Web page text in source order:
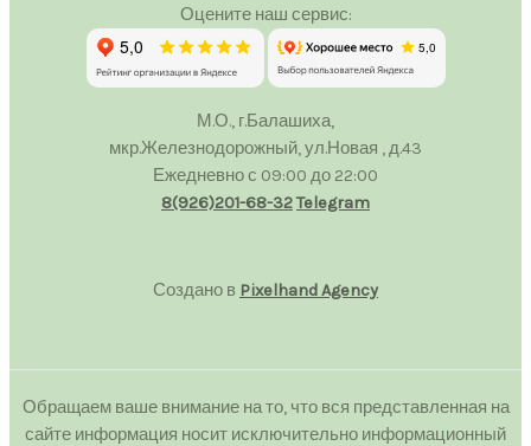
Оцените наш сервис:
М.О., г.Балашиха,
мкр.Железнодорожный, ул.Новая , д.43
Ежедневно с 09:00 до 22:00
8(926)201-68-32Telegram
Создано в Pixelhand Agency
Обращаем ваше внимание на то, что вся представленная на
сайте информация носит исключительно информационный